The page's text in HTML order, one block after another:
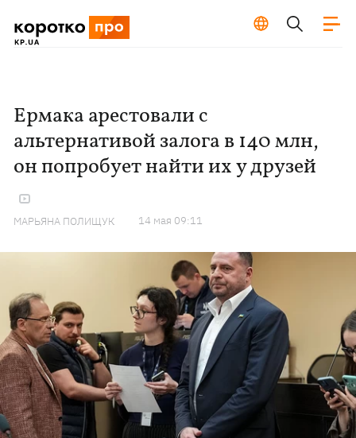
Ермака арестовали с
альтернативой залога в 140 млн,
он попробует найти их у друзей
МАРЬЯНА ПОЛИЩУК 14 мая 09:11